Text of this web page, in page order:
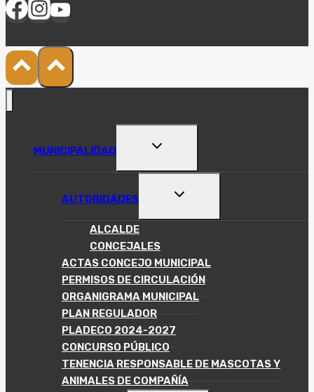
MUNICIPALIDAD
ALTERNAR
HIJO
AUTORIDADES
ALTERNAR
HIJO
ALCALDE
CONCEJALES
ACTAS CONCEJO MUNICIPAL
PERMISOS DE CIRCULACIÓN
ORGANIGRAMA MUNICIPAL
PLAN REGULADOR
PLADECO 2024-2027
CONCURSO PÚBLICO
TENENCIA RESPONSABLE DE MASCOTAS Y
ANIMALES DE COMPAÑÍA